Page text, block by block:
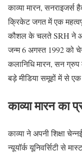
काव्या मारन,सनराइजर्स
क्रिकेट जगत में एक
कौशल के चलतेSRHने
जन्म6अगस्त1992को
कलानिधि मारन,सन ग्रुप
बड़े मीडिया समूहों में से
काव्यामारनका
काव्या ने अपनी शिक्षा
न्यूयॉर्क यूनिवर्सिटी से